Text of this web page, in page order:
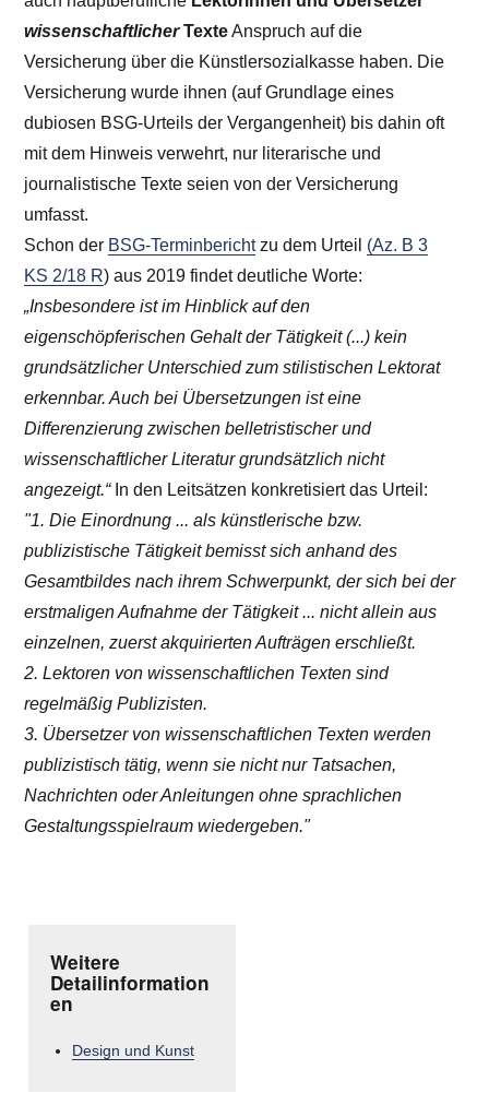
wissenschaftlicherTexteAnspruch auf die
Versicherung über die Künstlersozialkasse haben. Die
Versicherung wurde ihnen (auf Grundlage eines
dubiosen BSG-Urteils der Vergangenheit) bis dahin oft
mit dem Hinweis verwehrt, nur literarische und
journalistische Texte seien von der Versicherung
umfasst.
Schon der BSG-Terminberichtzu dem Urteil (Az. B 3
KS 2/18 R) aus 2019 findet deutliche Worte:
„Insbesondere ist im Hinblick auf den
eigenschöpferischen Gehalt der Tätigkeit (...) kein
grundsätzlicher Unterschied zum stilistischen Lektorat
erkennbar. Auch bei Übersetzungen ist eine
Differenzierung zwischen belletristischer und
wissenschaftlicher Literatur grundsätzlich nicht
angezeigt.“In den Leitsätzen konkretisiert das Urteil:
"1. Die Einordnung ... als künstlerische bzw.
publizistische Tätigkeit bemisst sich anhand des
Gesamtbildes nach ihrem Schwerpunkt, der sich bei der
erstmaligen Aufnahme der Tätigkeit ... nicht allein aus
einzelnen, zuerst akquirierten Aufträgen erschließt.
2. Lektoren von wissenschaftlichen Texten sind
regelmäßig Publizisten.
3. Übersetzer von wissenschaftlichen Texten werden
publizistisch tätig, wenn sie nicht nur Tatsachen,
Nachrichten oder Anleitungen ohne sprachlichen
Gestaltungsspielraum wiedergeben."
Weitere
Detailinformation
en
Design und Kunst